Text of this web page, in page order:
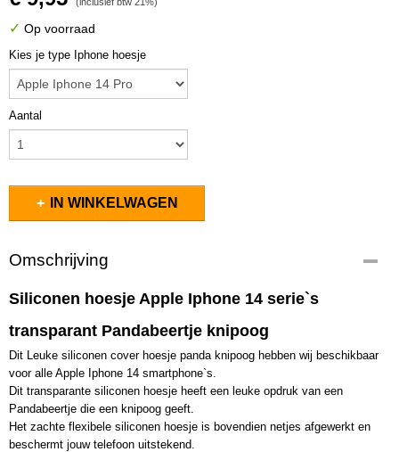
✓ Op voorraad
Kies je type Iphone hoesje
Aantal
IN WINKELWAGEN
Omschrijving
Siliconen hoesje Apple Iphone 14 serie`s
transparant Pandabeertje knipoog
Dit Leuke siliconen cover hoesje panda knipoog hebben wij beschikbaar
voor alle Apple Iphone 14 smartphone`s.
Dit transparante siliconen hoesje heeft een leuke opdruk van een
Pandabeertje die een knipoog geeft.
Het zachte flexibele siliconen hoesje is bovendien netjes afgewerkt en
beschermt jouw telefoon uitstekend.